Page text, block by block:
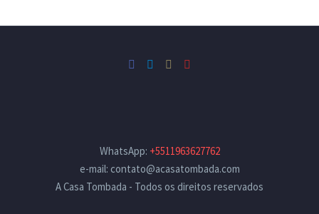
WhatsApp: +5511963627762
e-mail: contato@acasatombada.com
A Casa Tombada - Todos os direitos reservados